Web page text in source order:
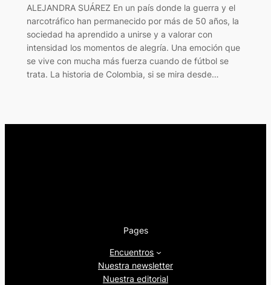
ALEJANDRA SUÁREZ En un país donde la guerra y el
narcotráfico han permanecido por más de 50 años, la
sociedad ha aprendido a unirse y a valorar con
intensidad los momentos de alegría. Una emoción que
se vive con mucha más fuerza cuando de fútbol se
trata. La historia de Colombia, si se mira desde…
Pages
Encuentros
Nuestra newsletter
Nuestra editorial